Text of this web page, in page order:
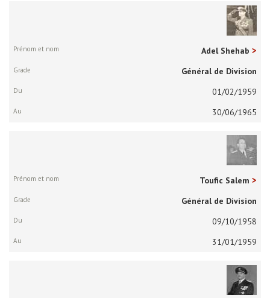
Adel Shehab
Général de Division
01/02/1959
30/06/1965
Toufic Salem
Général de Division
09/10/1958
31/01/1959